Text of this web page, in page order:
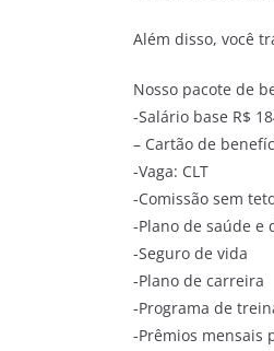
Além disso, você
Nosso pacote de
-Salário base R$
– Cartão de
-Vaga: CLT
-Comissão sem
-Plano de saúde e
-Seguro de vida
-Plano de carreira
-Programa de
-Prêmios mensais